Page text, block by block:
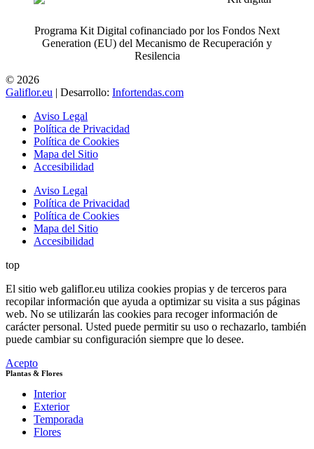
Programa Kit Digital cofinanciado por los Fondos Next
Generation (EU) del Mecanismo de Recuperación y
Resilencia
© 2026
Galiflor.eu | Desarrollo: Infortendas.com
Aviso Legal
Política de Privacidad
Política de Cookies
Mapa del Sitio
Accesibilidad
Aviso Legal
Política de Privacidad
Política de Cookies
Mapa del Sitio
Accesibilidad
top
El sitio web galiflor.eu utiliza cookies propias y de terceros para
recopilar información que ayuda a optimizar su visita a sus páginas
web. No se utilizarán las cookies para recoger información de
carácter personal. Usted puede permitir su uso o rechazarlo, también
puede cambiar su configuración siempre que lo desee.
Acepto
Plantas & Flores
Interior
Exterior
Temporada
Flores